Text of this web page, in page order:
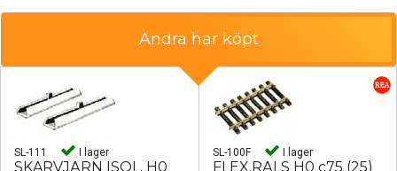
Andra har köpt
SL-111 I lager
SKARVJÄRN ISOL. H0
SL-100F I lager
FLEX.RÄLS H0 c75 (25)